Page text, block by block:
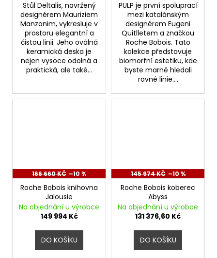
Stůl Deltalis, navržený
designérem Mauriziem
Manzonim, vykresluje v
prostoru elegantní a
čistou linii. Jeho oválná
keramická deska je
nejen vysoce odolná a
praktická, ale také...
PULP je první spoluprací
mezi katalánským
designérem Eugeni
Quitlletem a značkou
Roche Bobois. Tato
kolekce představuje
biomorfní estetiku, kde
byste marně hledali
rovné linie....
166 660 KČ –10 %
Roche Bobois knihovna
Jalousie
Na objednání u výrobce
149 994 Kč
DO KOŠÍKU
145 974 KČ –10 %
Roche Bobois koberec
Abyss
Na objednání u výrobce
131 376,60 Kč
DO KOŠÍKU